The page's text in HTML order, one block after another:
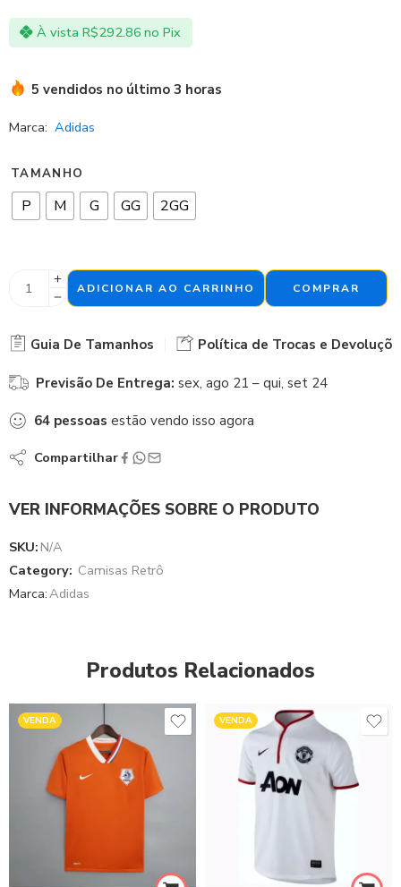
À vista R$292.86 no Pix
5 vendidos no último 3 horas
Marca: Adidas
TAMANHO
P M G GG 2GG
ADICIONAR AO CARRINHO COMPRAR
Guia De Tamanhos Política de Trocas e
Previsão De Entrega: sex, ago 21 – qui, set 24
64 pessoas estão vendo isso agora
Compartilhar
VER INFORMAÇÕES SOBRE O PRODUTO
SKU: N/A
Category: Camisas Retrô
Marca:Adidas
Produtos Relacionados
VENDA VENDA